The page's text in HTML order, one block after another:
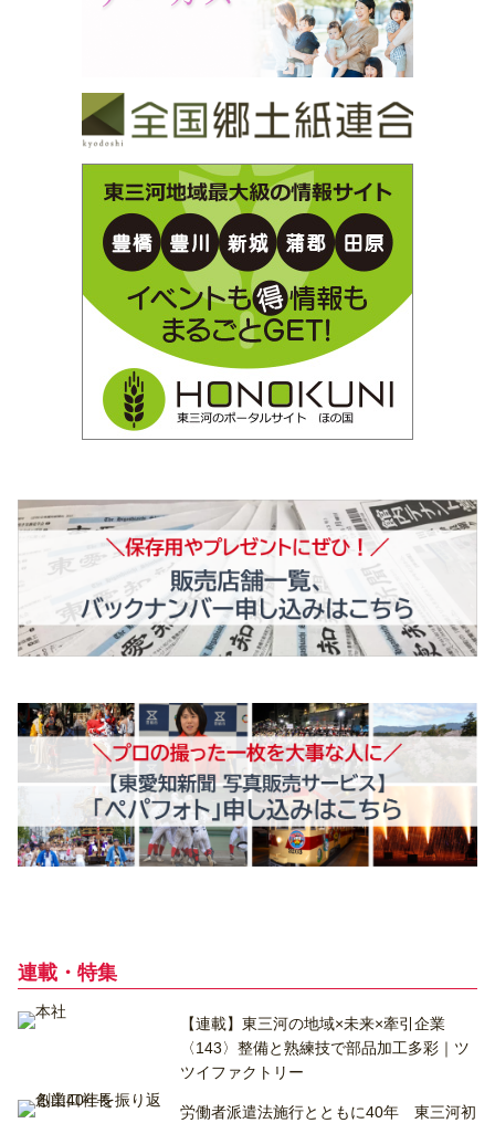
連載・特集
【連載】東三河の地域×未来×牽引企業
〈143〉整備と熟練技で部品加工多彩｜ツ
ツイファクトリー
労働者派遣法施行とともに40年 東三河初